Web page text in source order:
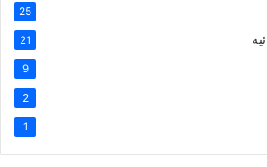
25
21
9
2
1